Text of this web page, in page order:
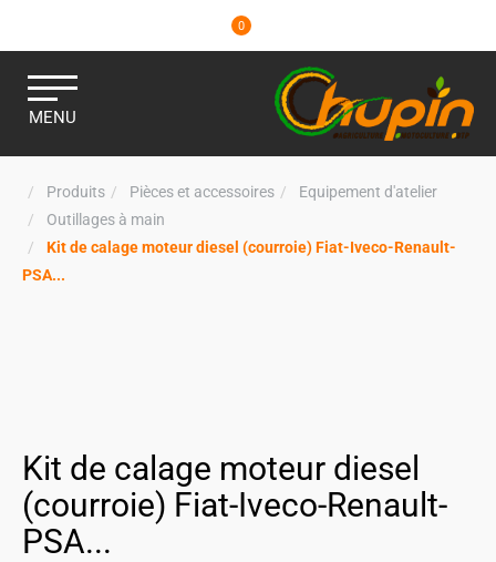
0
MENU
Produits Pièces et accessoires
Equipement d'atelier
Outillages à main
Kit de calage moteur diesel (courroie) Fiat-Iveco-Renault-
PSA...
Kit de calage moteur diesel
(courroie) Fiat-Iveco-Renault-
PSA...